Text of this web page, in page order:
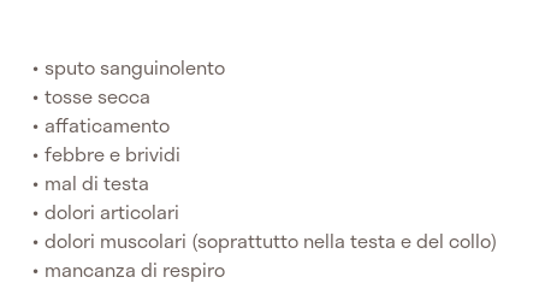
sputo sanguinolento
tosse secca
affaticamento
febbre e brividi
mal di testa
dolori articolari
dolori muscolari (soprattutto nella testa e del collo)
mancanza di respiro